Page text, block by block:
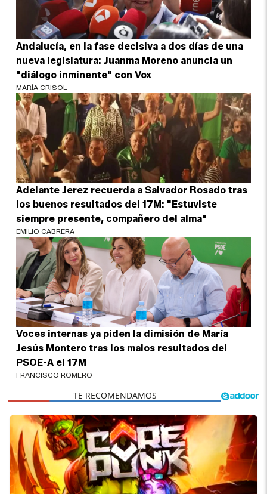
Andalucía, en la fase decisiva a dos días de una
nueva legislatura: Juanma Moreno anuncia un
"diálogo inminente" con Vox
MARÍA CRISOL
Adelante Jerez recuerda a Salvador Rosado tras
los buenos resultados del 17M: "Estuviste
siempre presente, compañero del alma"
EMILIO CABRERA
Voces internas ya piden la dimisión de María
Jesús Montero tras los malos resultados del
PSOE-A el 17M
FRANCISCO ROMERO